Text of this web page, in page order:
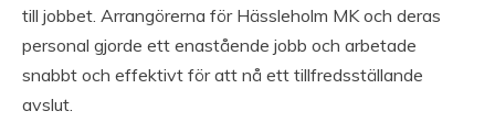
till jobbet. Arrangörerna för Hässleholm MK och deras
personal gjorde ett enastående jobb och arbetade
snabbt och effektivt för att nå ett tillfredsställande
avslut.